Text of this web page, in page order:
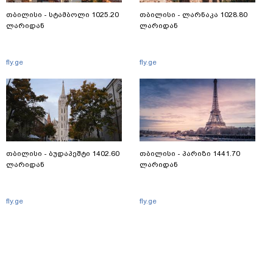
თბილისი - სტამბოლი 1025.20
ლარიდან
fly.ge
თბილისი - ბუდაპეშტი 1402.60
ლარიდან
fly.ge
თბილისი - ლარნაკა 1028.80
ლარიდან
fly.ge
თბილისი - პარიზი 1441.70
ლარიდან
fly.ge